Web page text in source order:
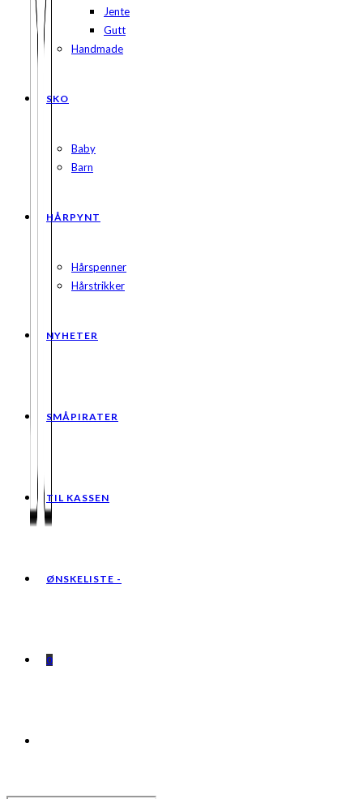
Jente
Gutt
Handmade
SKO
Baby
Barn
HÅRPYNT
Hårspenner
Hårstrikker
NYHETER
SMÅPIRATER
TIL KASSEN
ØNSKELISTE -
0